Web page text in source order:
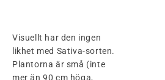
Visuellt har den ingen
likhet med Sativa-sorten.
Plantorna är små (inte
mer än 90 cm höga,